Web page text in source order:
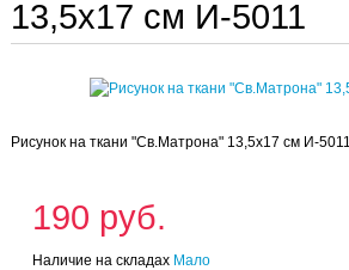
Контакты
13,5х17 см И-5011
Рисунок на ткани "Св.Матрона" 13,5х17 см И-5011
190 руб.
Наличие на складах Мало